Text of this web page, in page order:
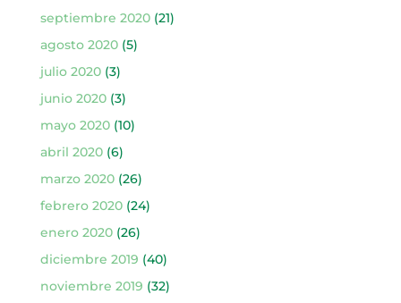
septiembre 2020(21)
agosto 2020(5)
julio 2020(3)
junio 2020(3)
mayo 2020(10)
abril 2020(6)
marzo 2020(26)
febrero 2020(24)
enero 2020(26)
diciembre 2019 (40)
noviembre 2019 (32)